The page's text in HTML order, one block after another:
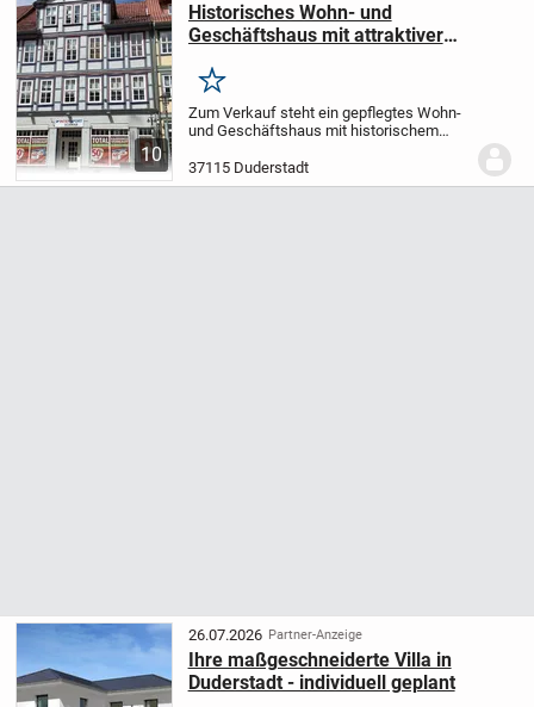
10
Historisches Wohn- und
Geschäftshaus mit attraktiver
Merken
Zum Verkauf steht ein gepflegtes Wohn-
und Geschäftshaus mit historischem
Immobilie hat den besonderen Charme
eines traditionellen Fachwerkhauses,
37115 Duderstadt
26.07.2026 Partner-Anzeige
Ihre maßgeschneiderte Villa in
Duderstadt - individuell geplant